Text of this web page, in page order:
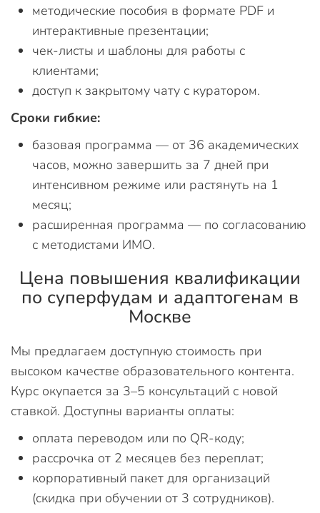
методические пособия в формате PDF и
интерактивные презентации;
чек-листы и шаблоны для работы с
клиентами;
доступ к закрытому чату с куратором.
Сроки гибкие:
базовая программа — от 36 академических
часов, можно завершить за 7 дней при
интенсивном режиме или растянуть на 1
месяц;
расширенная программа — по согласованию
с методистами ИМО.
Цена повышения квалификации
по суперфудам и адаптогенам в
Москве
Мы предлагаем доступную стоимость при
высоком качестве образовательного контента.
Курс окупается за 3–5 консультаций с новой
ставкой. Доступны варианты оплаты:
оплата переводом или по QR-коду;
рассрочка от 2 месяцев без переплат;
корпоративный пакет для организаций
(скидка при обучении от 3 сотрудников).